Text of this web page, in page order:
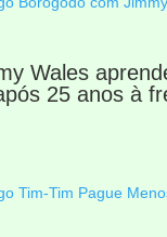
Wales
25 anos à